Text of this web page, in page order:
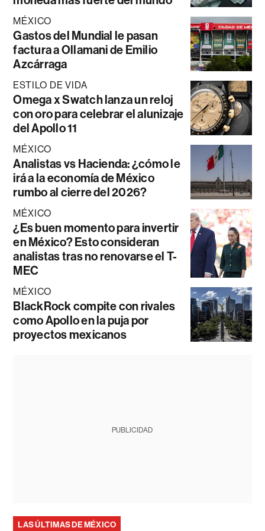
MÉXICO
Gastos del Mundial le pasan
factura a Ollamani de Emilio
Azcárraga
ESTILO DE VIDA
Omega x Swatch lanza un reloj
con oro para celebrar el alunizaje
del Apollo 11
MÉXICO
Analistas vs Hacienda: ¿cómo le
irá a la economía de México
rumbo al cierre del 2026?
MÉXICO
¿Es buen momento para invertir
en México? Esto consideran
analistas tras no renovarse el T-
MEC
MÉXICO
BlackRock compite con rivales
como Apollo en la puja por
proyectos mexicanos
PUBLICIDAD
LAS ÚLTIMAS DE MÉXICO